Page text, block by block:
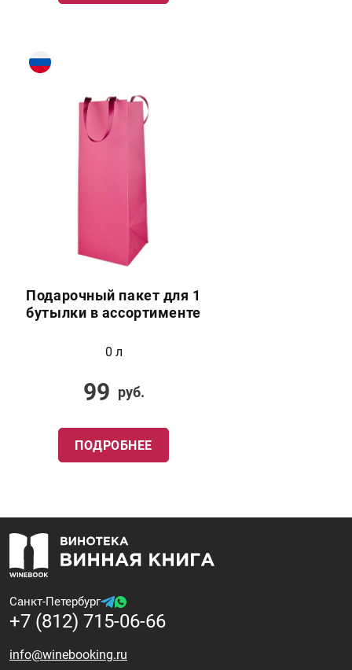
Подарочный пакет для 1
бутылки в ассортименте
0 л
99 руб.
ПОДРОБНЕЕ
Санкт-Петербург
+7 (812) 715-06-66
info@winebooking.ru